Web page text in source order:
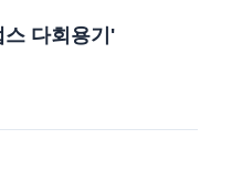
스 다회용기'